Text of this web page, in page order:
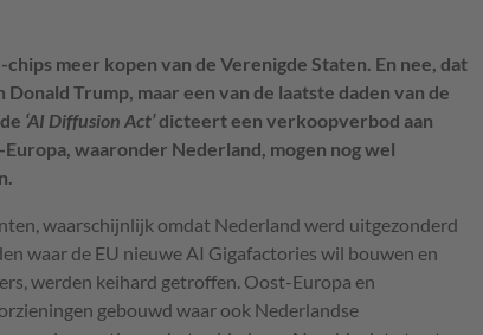
meer kopen van de Verenigde Staten. En nee, dat
Trump, maar een van de laatste daden van de
‘AI Diffusion Act’dicteert een verkoopverbod aan
waaronder Nederland, mogen nog wel
waarschijnlijk omdat Nederland werd uitgezonderd
waar de EU nieuwe AI Gigafactories wil bouwen en
werden keihard getroffen. Oost-Europa en
gebouwd waar ook Nederlandse